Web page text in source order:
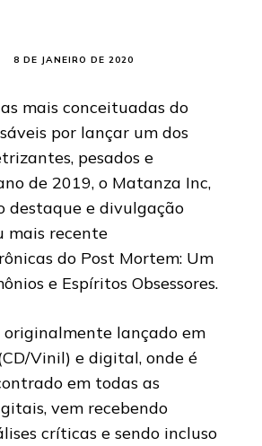
8 DE JANEIRO DE 2020
mais conceituadas do
por lançar um dos
pesados e
de 2019, o Matanza Inc,
destaque e divulgação
mais recente
do Post Mortem: Um
e Espíritos Obsessores.
originalmente lançado em
Vinil) e digital, onde é
em todas as
vem recebendo
críticas e sendo incluso